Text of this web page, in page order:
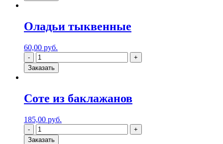
Оладьи тыквенные
60,00 руб.
Заказать
Соте из баклажанов
185,00 руб.
Заказать